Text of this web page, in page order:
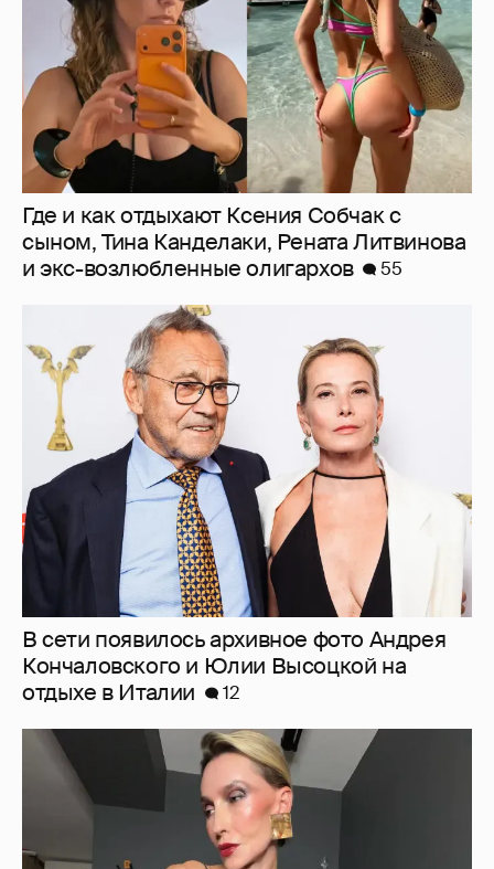
Где и как отдыхают Ксения Собчак с
сыном, Тина Канделаки, Рената Литвинова
и экс-возлюбленные олигархов
55
В сети появилось архивное фото Андрея
Кончаловского и Юлии Высоцкой на
отдыхе в Италии
12